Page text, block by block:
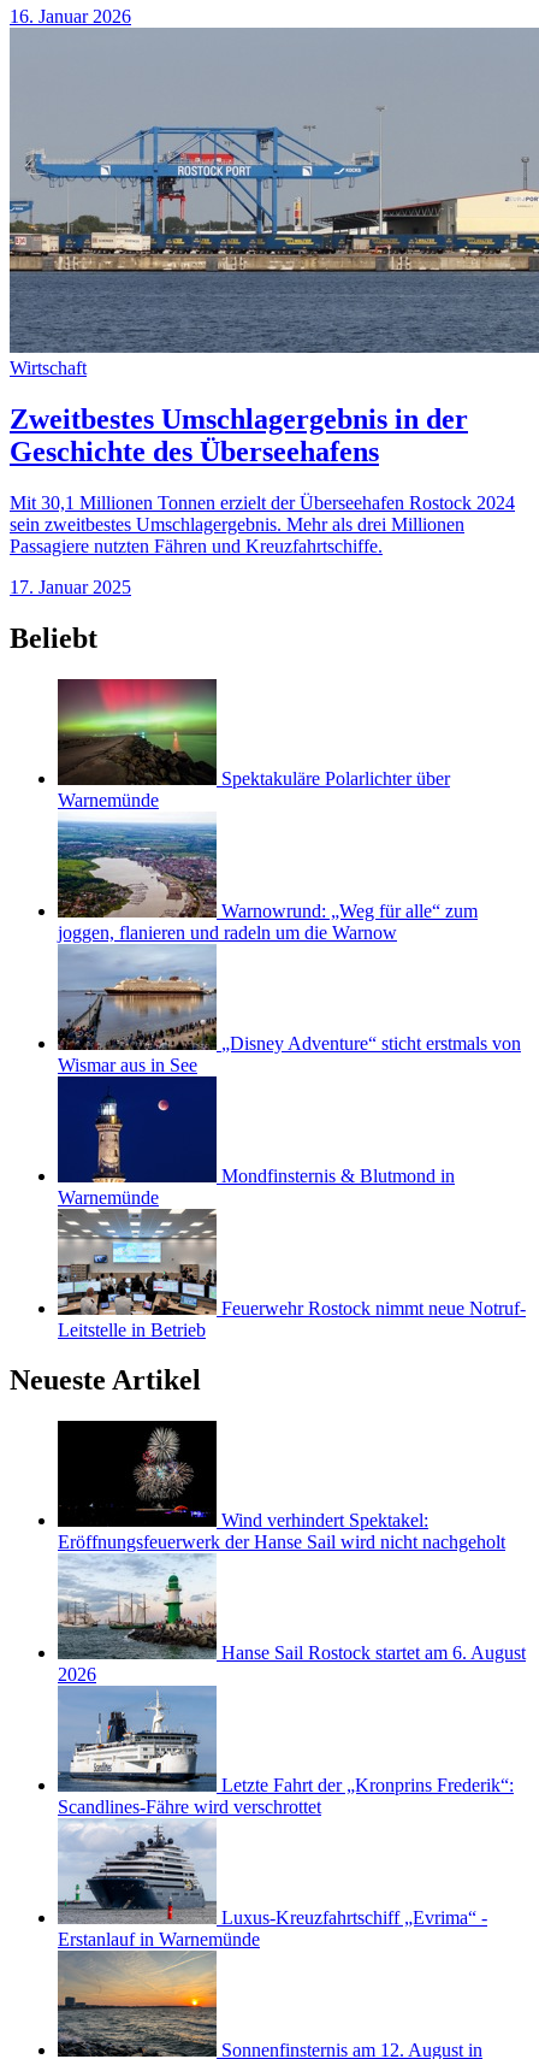
16. Januar 2026
Wirtschaft
Zweitbestes Umschlagergebnis in der
Geschichte des Überseehafens
Mit 30,1 Millionen Tonnen erzielt der Überseehafen Rostock 2024
sein zweitbestes Umschlagergebnis. Mehr als drei Millionen
Passagiere nutzten Fähren und Kreuzfahrtschiffe.
17. Januar 2025
Beliebt
Spektakuläre Polarlichter über
Warnemünde
Warnowrund: „Weg für alle“ zum
joggen, flanieren und radeln um die Warnow
„Disney Adventure“ sticht erstmals von
Wismar aus in See
Mondfinsternis & Blutmond in
Warnemünde
Feuerwehr Rostock nimmt neue Notruf-
Leitstelle in Betrieb
Neueste Artikel
Wind verhindert Spektakel:
Eröffnungsfeuerwerk der Hanse Sail wird nicht nachgeholt
Hanse Sail Rostock startet am 6. August
2026
Letzte Fahrt der „Kronprins Frederik“:
Scandlines-Fähre wird verschrottet
Luxus-Kreuzfahrtschiff „Evrima“ -
Erstanlauf in Warnemünde
Sonnenfinsternis am 12. August in